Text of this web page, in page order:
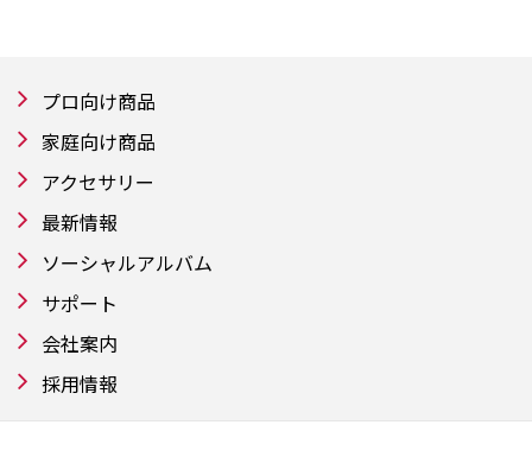
プロ向け商品
家庭向け商品
アクセサリー
最新情報
ソーシャルアルバム
サポート
会社案内
採用情報